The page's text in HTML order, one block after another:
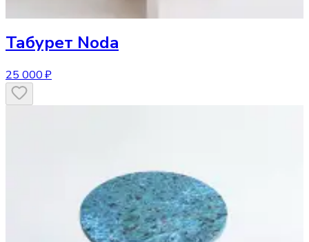
Табурет Noda
25 000 ₽